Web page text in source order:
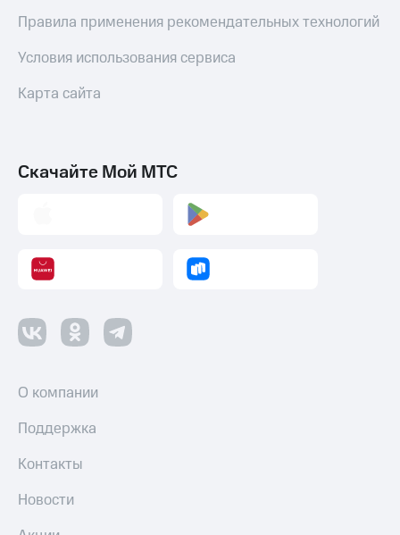
Правила применения рекомендательных технологий
Условия использования сервиса
Карта сайта
Скачайте Мой МТС
О компании
Поддержка
Контакты
Новости